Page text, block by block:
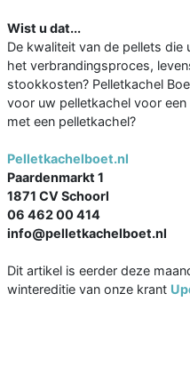
Wist u dat...
De kwaliteit van de pellets
het verbrandingsproces,
stookkosten? Pelletkachel
voor uw pelletkachel voor
met een pelletkachel?
Pelletkachelboet.nl
Paardenmarkt 1
1871 CV Schoorl
06 462 00 414
info@pelletkachelboet.nl
Dit artikel is eerder deze
wintereditie van onze krant